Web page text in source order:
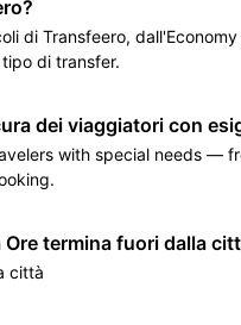
di Transfeero,
di transfer.
dei viaggiatori con
with special needs —
termina fuori dalla
città